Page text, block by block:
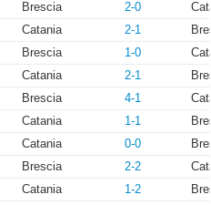
Brescia 2-0
Catania 2-1
Brescia 1-0
Catania 2-1
Brescia 4-1
Catania 1-1
Catania 0-0
Brescia 2-2
Catania 1-2